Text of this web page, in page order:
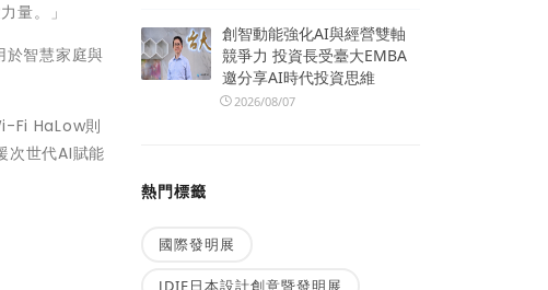
量。」
智慧家庭與
Fi HaLow則
次世代AI賦能
創智動能強化AI與經營雙軸
競爭力 投資長受臺大EMBA
邀分享AI時代投資思維
2026/08/07
熱門標籤
國際發明展
JDIE日本設計創意暨發明展